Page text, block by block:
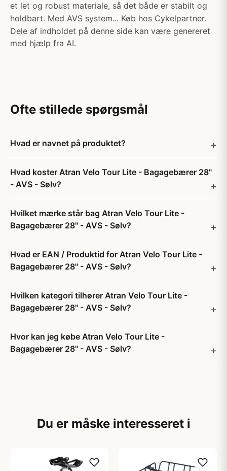
et let og robust materiale, så det både er stabilt og
holdbart. Med AVS system... Køb hos Cykelpartner.
Dele af indholdet på denne side kan være genereret
med hjælp fra AI.
Ofte stillede spørgsmål
Hvad er navnet på produktet?
Hvad koster Atran Velo Tour Lite - Bagagebærer 28"
- AVS - Sølv?
Hvilket mærke står bag Atran Velo Tour Lite -
Bagagebærer 28" - AVS - Sølv?
Hvad er EAN / Produktid for Atran Velo Tour Lite -
Bagagebærer 28" - AVS - Sølv?
Hvilken kategori tilhører Atran Velo Tour Lite -
Bagagebærer 28" - AVS - Sølv?
Hvor kan jeg købe Atran Velo Tour Lite -
Bagagebærer 28" - AVS - Sølv?
Du er måske interesseret i